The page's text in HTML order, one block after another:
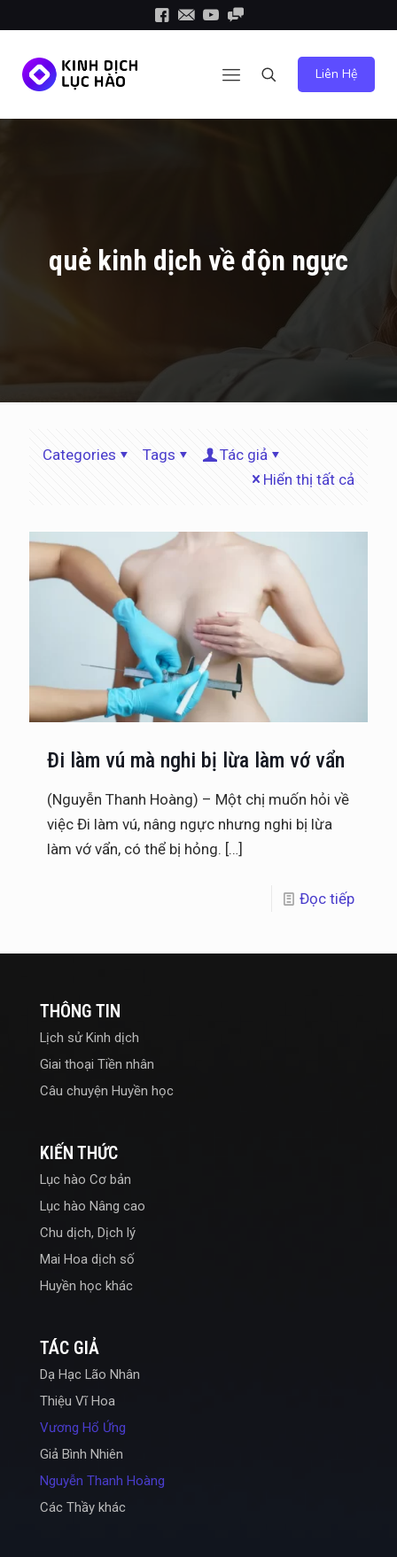
Liên Hệ
quẻ kinh dịch về độn ngực
Categories Tags
Tác giả
Hiển thị tất cả
Đi làm vú mà nghi bị lừa làm vớ vẩn
(Nguyễn Thanh Hoàng) – Một chị muốn hỏi về
việc Đi làm vú, nâng ngực nhưng nghi bị lừa
làm vớ vẩn, có thể bị hỏng. […]
Đọc tiếp
THÔNG TIN
Lịch sử Kinh dịch
Giai thoại Tiền nhân
Câu chuyện Huyền học
KIẾN THỨC
Lục hào Cơ bản
Lục hào Nâng cao
Chu dịch, Dịch lý
Mai Hoa dịch số
Huyền học khác
TÁC GIẢ
Dạ Hạc Lão Nhân
Thiệu Vĩ Hoa
Vương Hổ Ứng
Giả Bình Nhiên
Nguyễn Thanh Hoàng
Các Thầy khác